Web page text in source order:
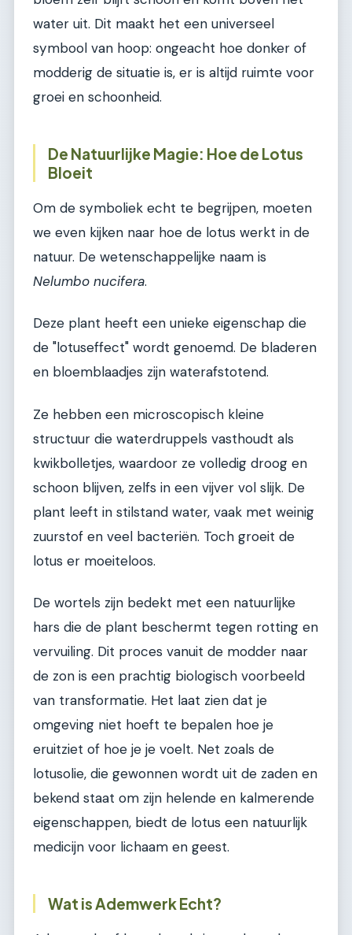
water uit. Dit maakt het een universeel
symbool van hoop: ongeacht hoe donker of
modderig de situatie is, er is altijd ruimte voor
groei en schoonheid.
De Natuurlijke Magie: Hoe de Lotus
Bloeit
Om de symboliek echt te begrijpen, moeten
we even kijken naar hoe de lotus werkt in de
natuur. De wetenschappelijke naam is
Nelumbo nucifera.
Deze plant heeft een unieke eigenschap die
de "lotuseffect" wordt genoemd. De bladeren
en bloemblaadjes zijn waterafstotend.
Ze hebben een microscopisch kleine
structuur die waterdruppels vasthoudt als
kwikbolletjes, waardoor ze volledig droog en
schoon blijven, zelfs in een vijver vol slijk. De
plant leeft in stilstand water, vaak met weinig
zuurstof en veel bacteriën. Toch groeit de
lotus er moeiteloos.
De wortels zijn bedekt met een natuurlijke
hars die de plant beschermt tegen rotting en
vervuiling. Dit proces vanuit de modder naar
de zon is een prachtig biologisch voorbeeld
van transformatie. Het laat zien dat je
omgeving niet hoeft te bepalen hoe je
eruitziet of hoe je je voelt. Net zoals de
lotusolie, die gewonnen wordt uit de zaden en
bekend staat om zijn helende en kalmerende
eigenschappen, biedt de lotus een natuurlijk
medicijn voor lichaam en geest.
Wat is Ademwerk Echt?